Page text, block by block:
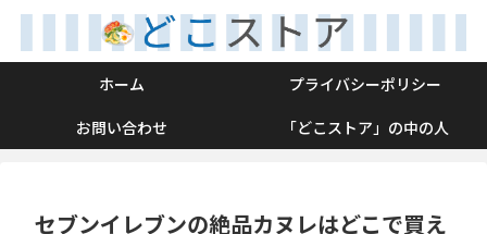
ホーム
プライバシーポリシー
お問い合わせ
「どこストア」の中の人
セブンイレブンの絶品カヌレはどこで買え